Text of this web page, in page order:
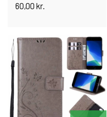
60,00 kr.